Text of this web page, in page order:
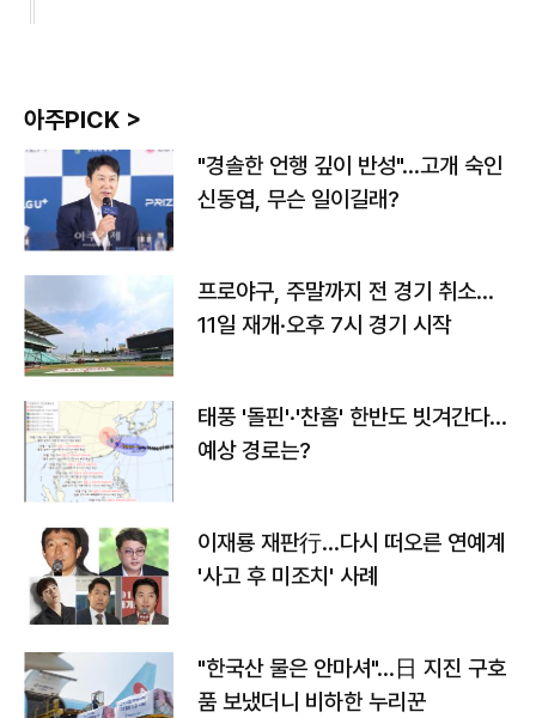
아주PICK >
"경솔한 언행 깊이 반성"…고개 숙인
신동엽, 무슨 일이길래?
프로야구, 주말까지 전 경기 취소…
11일 재개·오후 7시 경기 시작
태풍 '돌핀'·'찬홈' 한반도 빗겨간다…
예상 경로는?
이재룡 재판行…다시 떠오른 연예계
'사고 후 미조치' 사례
"한국산 물은 안마셔"…日 지진 구호
품 보냈더니 비하한 누리꾼